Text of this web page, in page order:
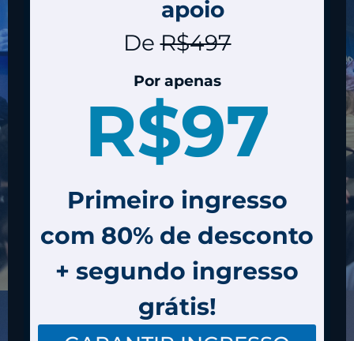
apoio
DeR$497
Por apenas
R$97
Primeiro ingresso
com 80% de desconto
+ segundo ingresso
grátis!